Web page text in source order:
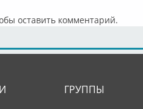
оставить комментарий.
ГРУППЫ